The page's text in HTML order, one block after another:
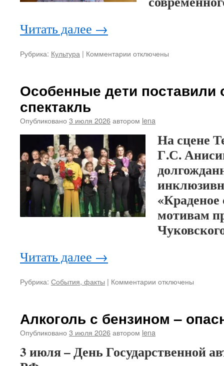
Читать далее →
Рубрика: Культура | Комментарии к
новую
отключены
Особенные дети поставили
спектакль
Опубликовано 3 июля 2026автором lena
На сцене
Г.С.
«Краденое
мотивам
Читать далее →
Рубрика: События, факты | Комментарии к
поставили
отключены
Алкоголь с бензином –
Опубликовано 3 июля 2026автором lena
3 июля – День Государственной